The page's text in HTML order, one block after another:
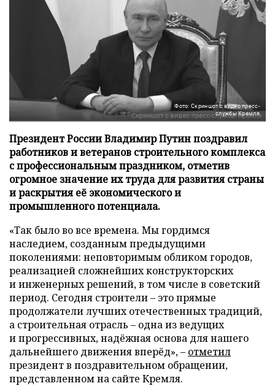
Фото: Скриншот с видео пресс-
службы Кремля
Президент России Владимир Путин поздравил
работников и ветеранов строительного комплекса
с профессиональным праздником, отметив
огромное значение их труда для развития страны
и раскрытия её экономического и
промышленного потенциала.
«Так было во все времена. Мы гордимся
наследием, созданным предыдущими
поколениями: неповторимым обликом городов,
реализацией сложнейших конструкторских
и инженерных решений, в том числе в советский
период. Сегодня строители – это прямые
продолжатели лучших отечественных традиций,
а строительная отрасль – одна из ведущих
и прогрессивных, надёжная основа для нашего
дальнейшего движения вперёд», – отметил
президент в поздравительном обращении,
представленном на сайте Кремля.